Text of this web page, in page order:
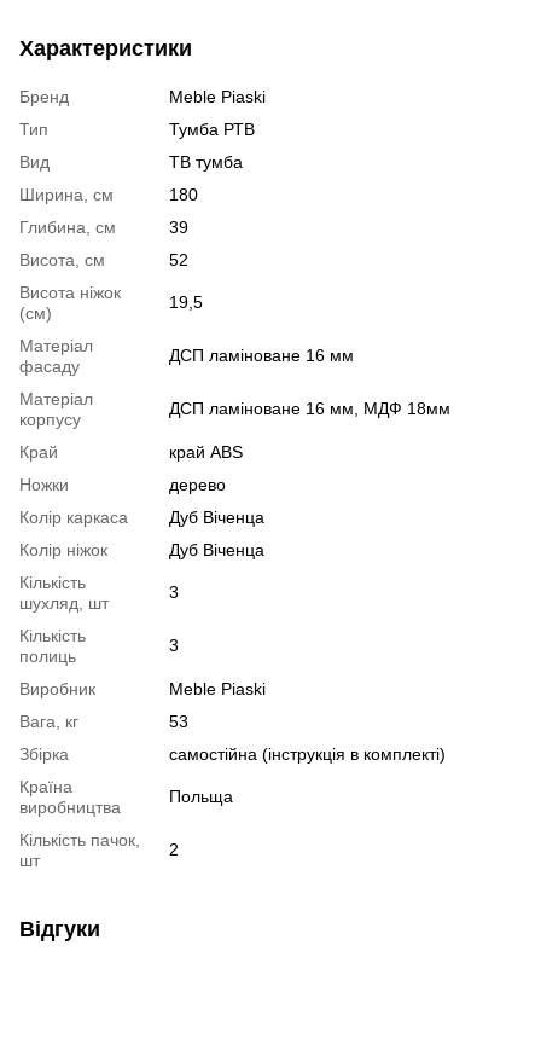
Характеристики
Бренд
Meble Piaski
Тип
Тумба РТВ
Вид
ТВ тумба
Ширина, см
180
Глибина, см
39
Висота, см
52
Висота ніжок
(см)
19,5
Матеріал
фасаду
ДСП ламіноване 16 мм
Матеріал
корпусу
ДСП ламіноване 16 мм, МДФ 18мм
Край
край ABS
Ножки
дерево
Колір каркаса
Дуб Віченца
Колір ніжок
Дуб Віченца
Кількість
шухляд, шт
3
Кількість
полиць
3
Виробник
Meble Piaski
Вага, кг
53
Збірка
самостійна (інструкція в комплекті)
Країна
виробництва
Польща
Кількість пачок,
шт
2
Відгуки